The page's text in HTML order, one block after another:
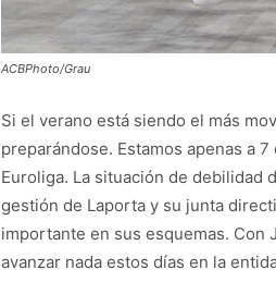
ACBPhoto/Grau
Si el verano está siendo el más
preparándose. Estamos apenas a
Euroliga. La situación de debilidad
gestión de Laporta y su junta
importante en sus esquemas. Con
avanzar nada estos días en la